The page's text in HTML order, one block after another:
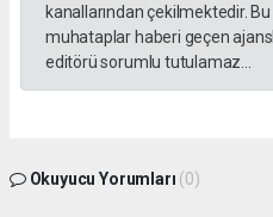
kanallarından çekilmektedir.
muhataplar haberi geçen
editörü sorumlu tutulamaz...
Okuyucu Yorumları (0)